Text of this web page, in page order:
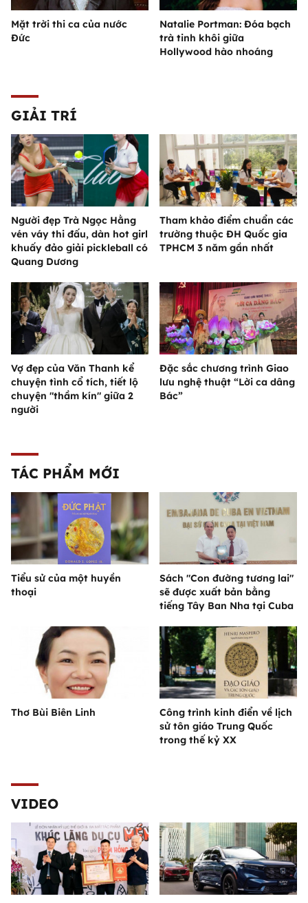
Mặt trời thi ca của nước
Đức
Natalie Portman: Đóa bạch
trà tinh khôi giữa
Hollywood hào nhoáng
GIẢI TRÍ
Người đẹp Trà Ngọc Hằng
vén váy thi đấu, dàn hot girl
khuấy đảo giải pickleball có
Quang Dương
Tham khảo điểm chuẩn các
trường thuộc ĐH Quốc gia
TPHCM 3 năm gần nhất
Vợ đẹp của Văn Thanh kể
chuyện tình cổ tích, tiết lộ
chuyện "thầm kín" giữa 2
người
Đặc sắc chương trình Giao
lưu nghệ thuật “Lời ca dâng
Bác”
TÁC PHẨM MỚI
Tiểu sử của một huyền
thoại
Sách "Con đường tương lai"
sẽ được xuất bản bằng
tiếng Tây Ban Nha tại Cuba
Thơ Bùi Biên Linh
Công trình kinh điển về lịch
sử tôn giáo Trung Quốc
trong thế kỷ XX
VIDEO